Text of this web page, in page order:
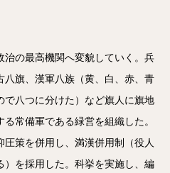
治の最高機関へ変貌していく。兵
八旗、漢軍八族（黄、白、赤、青
で八つに分けた）など旗人に旗地
常備軍である緑営を組織した。
策を併用し、満漢併用制（役人
）を採用した。科挙を実施し、編